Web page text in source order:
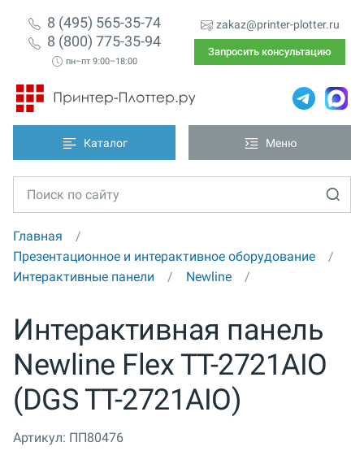
8 (495) 565-35-74
8 (800) 775-35-94
пн–пт 9:00–18:00
zakaz@printer-plotter.ru
Запросить консультацию
Каталог Меню
Главная
Презентационное и интерактивное оборудование
Интерактивные панели
Newline
Интерактивная панель
Newline Flex TT-2721AIO
(DGS TT-2721AIO)
Артикул: ПП80476